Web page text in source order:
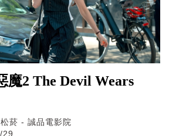
魔2 The Devil Wears
菸 - 誠品電影院
29